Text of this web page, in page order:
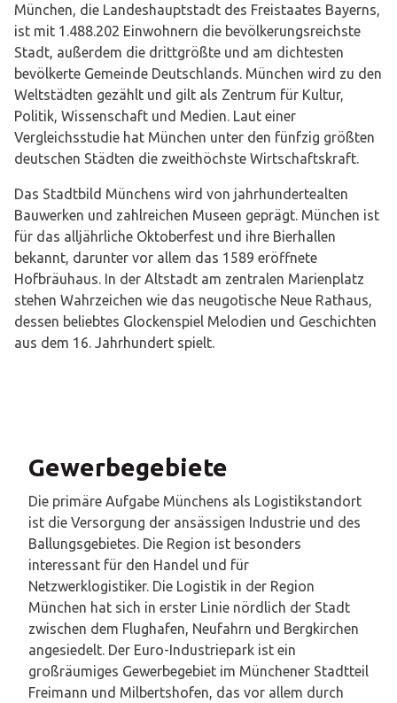
München, die Landeshauptstadt des Freistaates Bayerns,
ist mit 1.488.202 Einwohnern die bevölkerungsreichste
Stadt, außerdem die drittgrößte und am dichtesten
bevölkerte Gemeinde Deutschlands. München wird zu den
Weltstädten gezählt und gilt als Zentrum für Kultur,
Politik, Wissenschaft und Medien. Laut einer
Vergleichsstudie hat München unter den fünfzig größten
deutschen Städten die zweithöchste Wirtschaftskraft.
Das Stadtbild Münchens wird von jahrhundertealten
Bauwerken und zahlreichen Museen geprägt. München ist
für das alljährliche Oktoberfest und ihre Bierhallen
bekannt, darunter vor allem das 1589 eröffnete
Hofbräuhaus. In der Altstadt am zentralen Marienplatz
stehen Wahrzeichen wie das neugotische Neue Rathaus,
dessen beliebtes Glockenspiel Melodien und Geschichten
aus dem 16. Jahrhundert spielt.
Gewerbegebiete
Die primäre Aufgabe Münchens als Logistikstandort
ist die Versorgung der ansässigen Industrie und des
Ballungsgebietes. Die Region ist besonders
interessant für den Handel und für
Netzwerklogistiker. Die Logistik in der Region
München hat sich in erster Linie nördlich der Stadt
zwischen dem Flughafen, Neufahrn und Bergkirchen
angesiedelt. Der Euro-Industriepark ist ein
großräumiges Gewerbegebiet im Münchener Stadtteil
Freimann und Milbertshofen, das vor allem durch